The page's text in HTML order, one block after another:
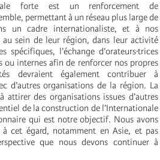
forte est un renforcement de
permettant à un réseau plus large de
un cadre internationaliste, et à nos
au sein de leur région, dans leur activité
spécifiques, l’échange d’orateurs·trices
ou internes afin de renforcer nos propres
devraient également contribuer à
d’autres organisations de la région. La
attirer des organisations issues d’autres
de la construction de l’Internationale
qui est notre objectif. Nous avons
cet égard, notamment en Asie, et pas
que nous devons continuer à